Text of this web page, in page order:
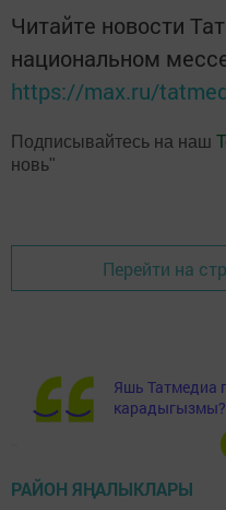
Читайте новости
национальном
https://max.ru/
Подписывайтесь на наш
новь"
Перейти на
РАЙОН ЯҢАЛЫКЛАРЫ
Яшь Татмедиа
карадыгызмы?